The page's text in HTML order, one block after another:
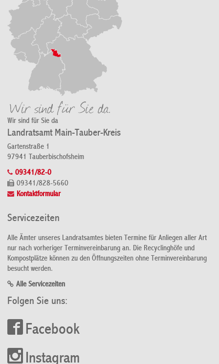
Wir sind für Sie da
Landratsamt Main-Tauber-Kreis
Gartenstraße 1
97941 Tauberbischofsheim
09341/82-0
09341/828-5660
Kontaktformular
Servicezeiten
Alle Ämter unseres Landratsamtes bieten Termine für Anliegen aller Art
nur nach vorheriger Terminvereinbarung an. Die Recyclinghöfe und
Kompostplätze können zu den Öffnungszeiten ohne Terminvereinbarung
besucht werden.
Alle Servicezeiten
Folgen Sie uns:
Facebook
Instagram